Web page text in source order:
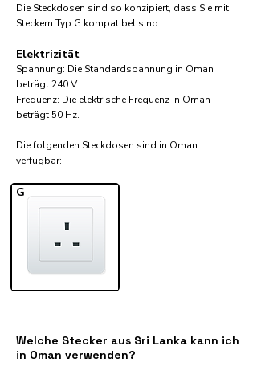
Die Steckdosen sind so konzipiert, dass Sie mit
Steckern Typ G kompatibel sind.
Elektrizität
Spannung: Die Standardspannung in Oman
beträgt 240 V.
Frequenz: Die elektrische Frequenz in Oman
beträgt 50 Hz.
Die folgenden Steckdosen sind in Oman
verfügbar:​
G
Welche Stecker aus Sri Lanka kann ich
in Oman verwenden?